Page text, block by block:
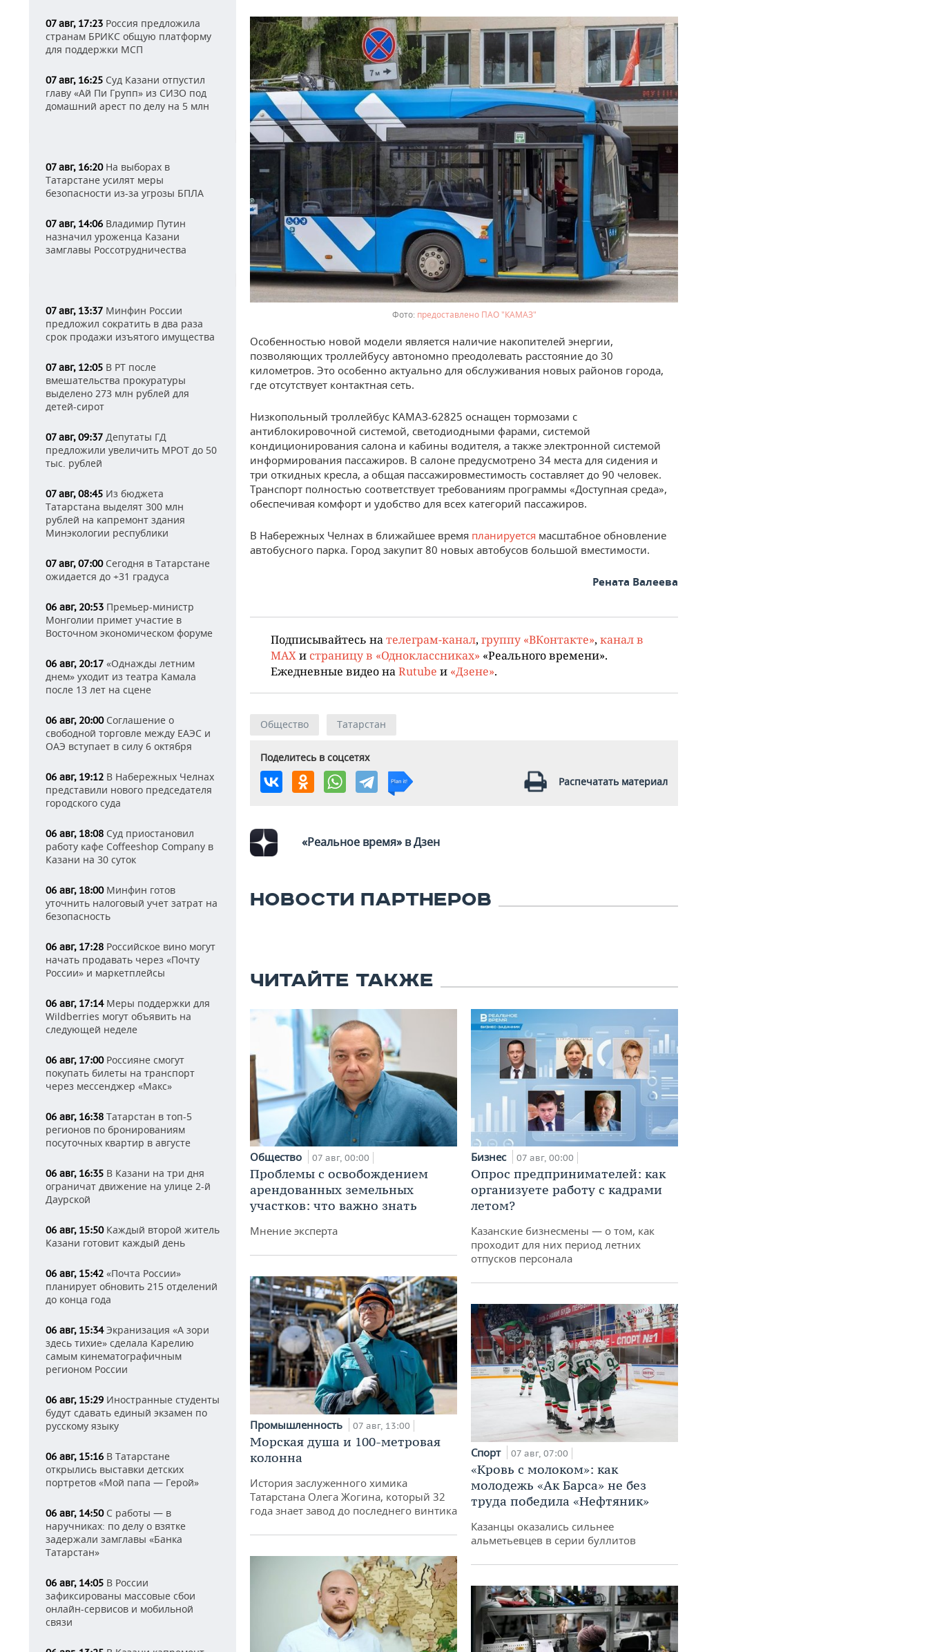
07 авг, 17:23 Россия предложила
странам БРИКС общую платформу
для поддержки МСП
07 авг, 16:25 Суд Казани отпустил
главу «Ай Пи Групп» из СИЗО под
домашний арест по делу на 5 млн
07 авг, 16:20На выборах в
Татарстане усилят меры
безопасности из-за угрозы БПЛА
07 авг, 14:06 Владимир Путин
назначил уроженца Казани
замглавы Россотрудничества
07 авг, 13:37 Минфин России
предложил сократить в два раза
срок продажи изъятого имущества
07 авг, 12:05 В РТ после
вмешательства прокуратуры
выделено 273 млн рублей для
детей-сирот
07 авг, 09:37 Депутаты ГД
предложили увеличить МРОТ до 50
тыс. рублей
07 авг, 08:45 Из бюджета
Татарстана выделят 300 млн
рублей на капремонт здания
Минэкологии республики
07 авг, 07:00Сегодня в Татарстане
ожидается до +31 градуса
06 авг, 20:53 Премьер-министр
Монголии примет участие в
Восточном экономическом форуме
06 авг, 20:17 «Однажды летним
днем» уходит из театра Камала
после 13 лет на сцене
06 авг, 20:00Соглашение о
свободной торговле между ЕАЭС и
ОАЭ вступает в силу 6 октября
06 авг, 19:12 В Набережных Челнах
представили нового председателя
городского суда
06 авг, 18:08 Суд приостановил
работу кафе Coffeeshop Company в
Казани на 30 суток
06 авг, 18:00Минфин готов
уточнить налоговый учет затрат на
безопасность
06 авг, 17:28 Российское вино могут
начать продавать через «Почту
России» и маркетплейсы
06 авг, 17:14Меры поддержки для
Wildberries могут объявить на
следующей неделе
06 авг, 17:00Россияне смогут
покупать билеты на транспорт
через мессенджер «Макс»
06 авг, 16:38 Татарстан в топ-5
регионов по бронированиям
посуточных квартир в августе
06 авг, 16:35 В Казани на три дня
ограничат движение на улице 2-й
Даурской
06 авг, 15:50Каждый второй житель
Казани готовит каждый день
06 авг, 15:42 «Почта России»
планирует обновить 215 отделений
до конца года
06 авг, 15:34Экранизация «А зори
здесь тихие» сделала Карелию
самым кинематографичным
регионом России
06 авг, 15:29 Иностранные студенты
будут сдавать единый экзамен по
русскому языку
06 авг, 15:16 В Татарстане
открылись выставки детских
портретов «Мой папа — Герой»
06 авг, 14:50С работы — в
наручниках: по делу о взятке
задержали замглавы «Банка
Татарстан»
06 авг, 14:05 В России
зафиксированы массовые сбои
онлайн-сервисов и мобильной
связи
предоставлено ПАО "КАМАЗ"
Особенностью новой модели является наличие накопителей энергии,
позволяющих троллейбусу автономно преодолевать расстояние до 30
километров. Это особенно актуально для обслуживания новых районов города,
где отсутствует контактная сеть.
Низкопольный троллейбус КАМАЗ-62825 оснащен тормозами с
антиблокировочной системой, светодиодными фарами, системой
кондиционирования салона и кабины водителя, а также электронной системой
информирования пассажиров. В салоне предусмотрено 34 места для сидения и
три откидных кресла, а общая пассажировместимость составляет до 90 человек.
Транспорт полностью соответствует требованиям программы «Доступная среда»,
обеспечивая комфорт и удобство для всех категорий пассажиров.
В Набережных Челнах в ближайшее время планируется масштабное обновление
автобусного парка. Город закупит 80 новых автобусов большой вместимости.
Рената Валеева
Подписывайтесь на телеграм-канал, группу «ВКонтакте», канал в
MAX и страницу в «Одноклассниках» «Реального времени».
Ежедневные видео на Rutube и «Дзене».
Общество Татарстан
Поделитесь в соцсетях
Распечатать материал
«Реальное время» в Дзен
НОВОСТИ ПАРТНЕРОВ
ЧИТАЙТЕ ТАКЖЕ
Общество 07 авг, 00:00
Проблемы с освобождением
арендованных земельных
участков: что важно знать
Мнение эксперта
Промышленность 07 авг, 13:00
Морская душа и 100-метровая
колонна
История заслуженного химика
Татарстана Олега Жогина, который 32
года знает завод до последнего винтика
Бизнес 07 авг, 00:00
Опрос предпринимателей: как
организуете работу с кадрами
летом?
Казанские бизнесмены — о том, как
проходит для них период летних
отпусков персонала
Спорт 07 авг, 07:00
«Кровь с молоком»: как
молодежь «Ак Барса» не без
труда победила «Нефтяник»
Казанцы оказались сильнее
альметьевцев в серии буллитов